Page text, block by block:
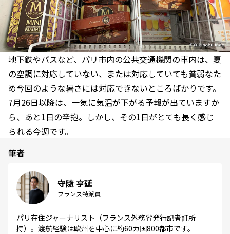
地下鉄やバスなど、パリ市内の公共交通機関の車内は、夏
の空調に対応していない、または対応していても貧弱なた
め今回のような暑さには対応できないところばかりです。
7月26日以降は、一気に気温が下がる予報が出ていますか
ら、あと1日の辛抱。しかし、その1日がとても長く感じ
られる今週です。
筆者
守隨 亨延
フランス特派員
パリ在住ジャーナリスト（フランス外務省発行記者証所
持）。渡航経験は欧州を中心に約60カ国800都市です。